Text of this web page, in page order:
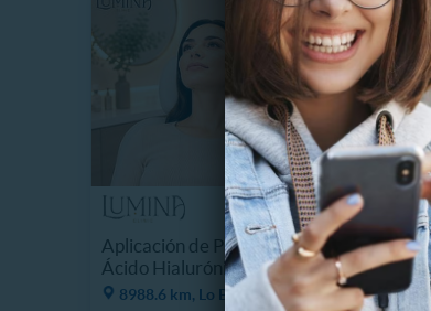
Aplicación de Puntos de Luz con
Ácido Hialurónico
8988.6 km, Lo Barnechea